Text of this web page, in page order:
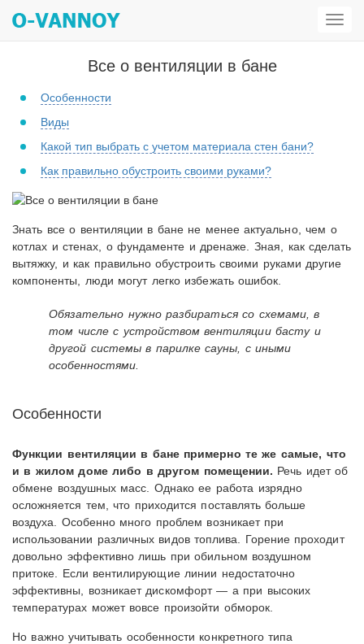
Все о вентиляции в бане
Особенности
Виды
Какой тип выбрать с учетом материала стен бани?
Как правильно обустроить своими руками?
Знать все о вентиляции в бане не менее актуально, чем о
котлах и стенах, о фундаменте и дренаже. Зная, как сделать
вытяжку, и как правильно обустроить своими руками другие
компоненты, люди могут легко избежать ошибок.
Обязательно нужно разбираться со схемами, в
том числе с устройством вентиляции басту и
другой системы в парилке сауны, с иными
особенностями.
Особенности
Функции вентиляции в бане примерно те же самые, что
и в жилом доме либо в другом помещении. Речь идет об
обмене воздушных масс. Однако ее работа изрядно
осложняется тем, что приходится поставлять больше
воздуха. Особенно много проблем возникает при
использовании различных видов топлива. Горение проходит
довольно эффективно лишь при обильном воздушном
притоке. Если вентилирующие линии недостаточно
эффективны, возникает дискомфорт — а при высоких
температурах может вовсе произойти обморок.
Но важно учитывать особенности конкретного типа